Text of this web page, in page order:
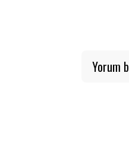
Yorum